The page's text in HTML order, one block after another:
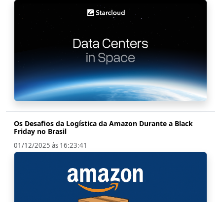
Os Desafios da Logística da Amazon Durante a Black
Friday no Brasil
01/12/2025 às 16:23:41